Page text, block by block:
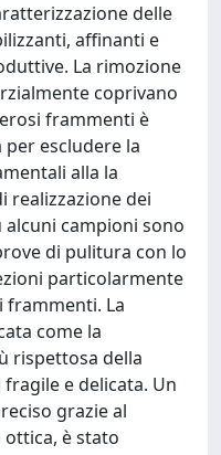
delle
affinanti e
La rimozione
coprivano
frammenti è
escludere la
alla la
realizzazione dei
alcuni campioni sono
di pulitura con lo
particolarmente
frammenti. La
come la
rispettosa della
e delicata. Un
grazie al
è stato